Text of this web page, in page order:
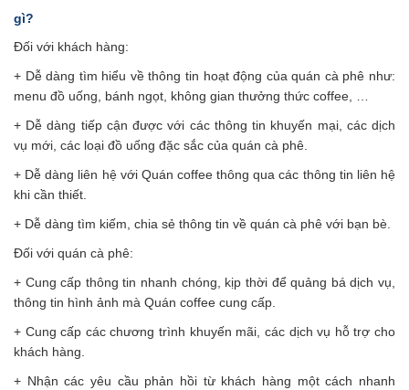
gì?
Đối với khách hàng:
+ Dễ dàng tìm hiểu về thông tin hoạt động của quán cà phê như:
menu đồ uống, bánh ngọt, không gian thưởng thức coffee, …
+ Dễ dàng tiếp cận được với các thông tin khuyến mại, các dịch
vụ mới, các loại đồ uống đặc sắc của quán cà phê.
+ Dễ dàng liên hệ với Quán coffee thông qua các thông tin liên hệ
khi cần thiết.
+ Dễ dàng tìm kiếm, chia sẻ thông tin về quán cà phê với bạn bè.
Đối với quán cà phê:
+ Cung cấp thông tin nhanh chóng, kịp thời để quảng bá dịch vụ,
thông tin hình ảnh mà Quán coffee cung cấp.
+ Cung cấp các chương trình khuyến mãi, các dịch vụ hỗ trợ cho
khách hàng.
+ Nhận các yêu cầu phản hồi từ khách hàng một cách nhanh